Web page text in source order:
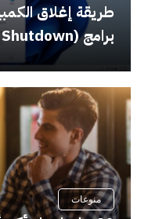
طريقة إغلاق
برامج (Auto Shutdown)
منوعات